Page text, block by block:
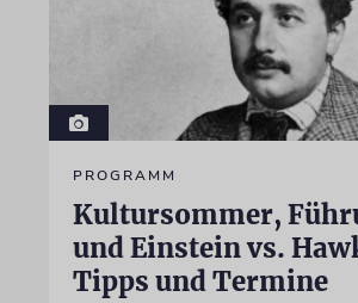
PROGRAMM
Kultursommer,
und Einstein vs.
Tipps und Termine